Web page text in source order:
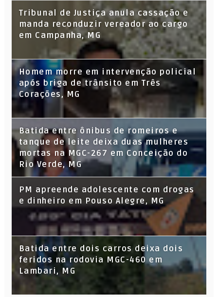
Tribunal de Justiça anula cassação e
manda reconduzir vereador ao cargo
em Campanha, MG
Homem morre em intervenção policial
após briga de trânsito em Três
Corações, MG
Batida entre ônibus de romeiros e
tanque de leite deixa duas mulheres
mortas na MGC-267 em Conceição do
Rio Verde, MG
PM apreende adolescente com drogas
e dinheiro em Pouso Alegre, MG
Batida entre dois carros deixa dois
feridos na rodovia MGC-460 em
Lambari, MG